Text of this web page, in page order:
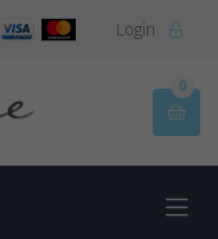
Login 

0
